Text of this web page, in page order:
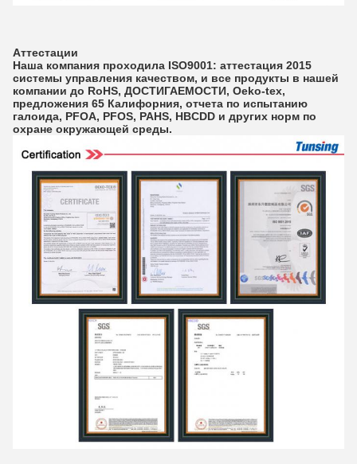
Аттестации
Наша компания проходила ISO9001: аттестация 2015
системы управления качеством, и все продукты в нашей
компании до RoHS, ДОСТИГАЕМОСТИ, Oeko-tex,
предложения 65 Калифорния, отчета по испытанию
галоида, PFOA, PFOS, PAHS, HBCDD и других норм по
охране окружающей среды.